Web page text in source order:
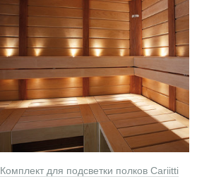
Комплект для подсветки полков Cariitti